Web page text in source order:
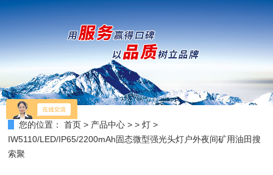
您的位置： 首页 > 产品中心 > >灯 >
IW5110/LED/IP65/2200mAh固态微型强光头灯户外夜间矿用油田搜
索聚